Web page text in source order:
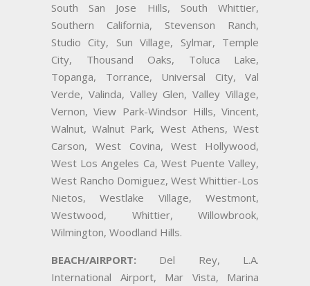
South San Jose Hills, South Whittier,
Southern California, Stevenson Ranch,
Studio City, Sun Village, Sylmar, Temple
City, Thousand Oaks, Toluca Lake,
Topanga, Torrance, Universal City, Val
Verde, Valinda, Valley Glen, Valley Village,
Vernon, View Park-Windsor Hills, Vincent,
Walnut, Walnut Park, West Athens, West
Carson, West Covina, West Hollywood,
West Los Angeles Ca, West Puente Valley,
West Rancho Domiguez, West Whittier-Los
Nietos, Westlake Village, Westmont,
Westwood, Whittier, Willowbrook,
Wilmington, Woodland Hills.
BEACH/AIRPORT: Del Rey, L.A.
International Airport, Mar Vista, Marina